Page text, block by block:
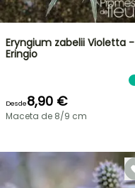
Eryngium zabelii Violetta -
Eringio
Desde8,90 €
Maceta de 8/9 cm